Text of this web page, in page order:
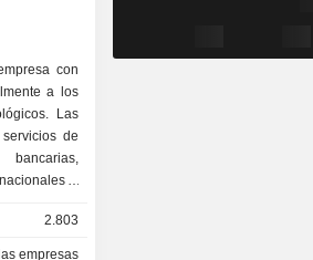
con
a los
Las
de
e
incluyen
fintech y el
2.803
empresas